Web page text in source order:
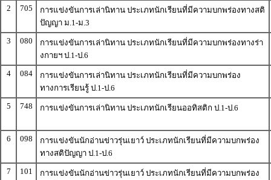
2
705
การแข่งขันการเล่านิทาน ประเภทนักเรียนที่มีความบกพร่องทางสติ
ปัญญา ม.1-ม.3
3
080
การแข่งขันการเล่านิทาน ประเภทนักเรียนที่มีความบกพร่องทางร่า
งกายฯ ป.1-ป.6
4
084
การแข่งขันการเล่านิทาน ประเภทนักเรียนที่มีความบกพร่อง
ทางการเรียนรู้ ป.1-ป.6
5
748 การแข่งขันการเล่านิทาน ประเภทนักเรียนออทิสติก ป.1-ป.6
6 098
การแข่งขันนักอ่านข่าวรุ่นเยาว์ ประเภทนักเรียนที่มีความบกพร่อง
ทางสติปัญญา ป.1-ป.6
7
101
การแข่งขันนักอ่านข่าวรุ่นเยาว์ ประเภทนักเรียนที่มีความบกพร่อง